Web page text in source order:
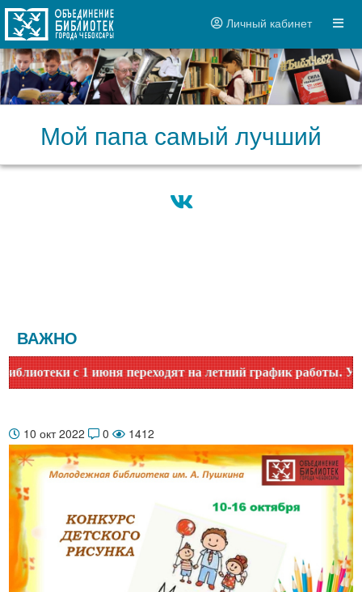
Личный кабинет
Мой папа самый лучший
ВАЖНО
с 1 июня переходят на летний график работы.
10 окт 2022 0 1412